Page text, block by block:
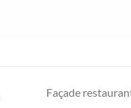
Façade